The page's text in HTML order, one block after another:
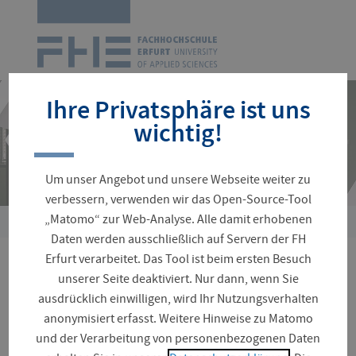
Navigation
überspringen
Sie
sind
hier:
Wie steht es um die
Nachhaltigkeit flexibler
Ihre Privatsphäre ist uns
wichtig!
Um unser Angebot und unsere Webseite weiter zu
verbessern, verwenden wir das Open-Source-Tool
„Matomo“ zur Web-Analyse. Alle damit erhobenen
Daten werden ausschließlich auf Servern der FH
Erfurt verarbeitet. Das Tool ist beim ersten Besuch
unserer Seite deaktiviert. Nur dann, wenn Sie
ausdrücklich einwilligen, wird Ihr Nutzungsverhalten
anonymisiert erfasst. Weitere Hinweise zu Matomo
und der Verarbeitung von personenbezogenen Daten